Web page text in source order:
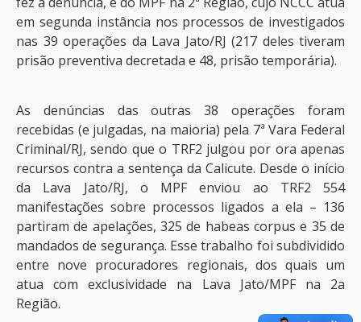
em segunda instância nos processos de investigados
nas 39 operações da Lava Jato/RJ (217 deles tiveram
prisão preventiva decretada e 48, prisão temporária).
As denúncias das outras 38 operações foram
recebidas (e julgadas, na maioria) pela 7ª Vara Federal
Criminal/RJ, sendo que o TRF2 julgou por ora apenas
recursos contra a sentença da Calicute. Desde o início
da Lava Jato/RJ, o MPF enviou ao TRF2 554
manifestações sobre processos ligados a ela – 136
partiram de apelações, 325 de habeas corpus e 35 de
mandados de segurança. Esse trabalho foi subdividido
entre nove procuradores regionais, dos quais um
atua com exclusividade na Lava Jato/MPF na 2a
Região.